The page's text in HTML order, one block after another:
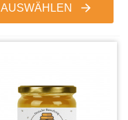
AUSWÄHLEN